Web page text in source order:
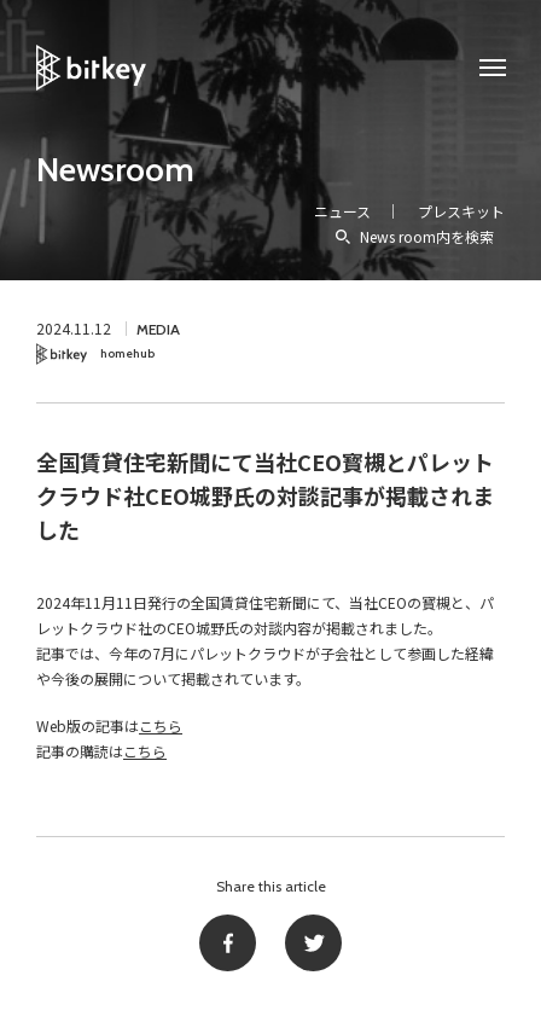
Newsroom
ニュース
プレスキット
News room内を検索
2024.11.12 MEDIA
homehub
全国賃貸住宅新聞にて当社CEO寳槻とパレット
クラウド社CEO城野氏の対談記事が掲載されま
した
2024年11月11日発行の全国賃貸住宅新聞にて、当社CEOの寳槻と、パ
レットクラウド社のCEO城野氏の対談内容が掲載されました。
記事では、今年の7月にパレットクラウドが子会社として参画した経緯
や今後の展開について掲載されています。
Web版の記事はこちら
記事の購読はこちら
Share this article